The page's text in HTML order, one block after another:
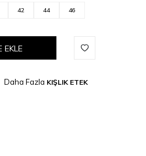
42 44 46
EKLE
Daha Fazla KIŞLIK ETEK